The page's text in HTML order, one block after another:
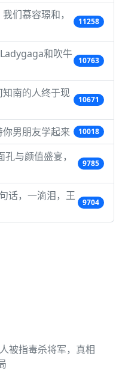
们慕容璟和，
11258
和吹牛
10763
南的人终于现
10671
男朋友学起来 10018
与颜值盛宴，
9785
话，一滴泪，王
9704
被指毒杀将军，真相